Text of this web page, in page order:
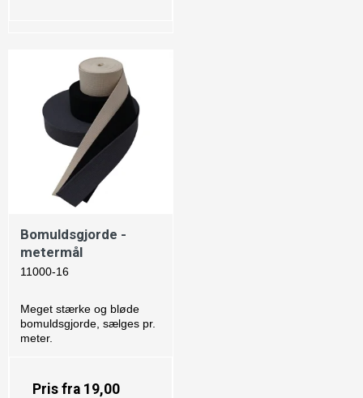
Bomuldsgjorde -
metermål
11000-16
Meget stærke og bløde
bomuldsgjorde, sælges pr.
meter.
Pris fra 19,00